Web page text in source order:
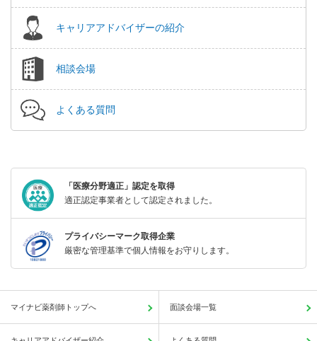
キャリアアドバイザーの紹介
相談会場
よくある質問
「医療分野適正」認定を取得
適正認定事業者として認定されました。
プライバシーマーク取得企業
厳密な管理基準で個人情報をお守りします。
マイナビ薬剤師トップへ 面談会場一覧